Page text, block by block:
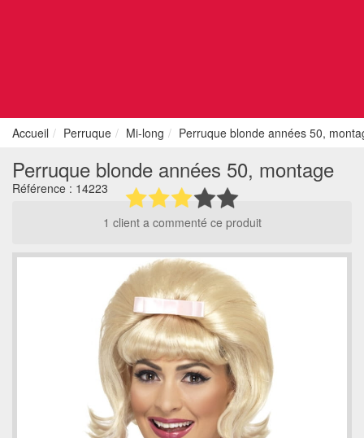
Accueil Perruque Mi-long Perruque blonde années 50,
Perruque blonde années 50, montage
Référence : 14223
1 client a commenté ce produit